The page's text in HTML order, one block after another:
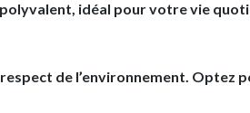
idéal pour votre vie
de l’environnement. Optez